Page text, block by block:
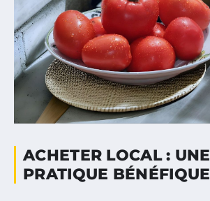
ACHETER LOCAL : UNE
PRATIQUE BÉNÉFIQUE